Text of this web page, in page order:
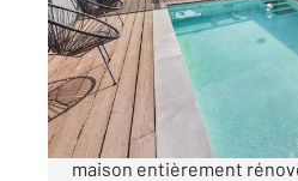
Maison à vendre
550 000
Nichée au cœur de
maison entièrement